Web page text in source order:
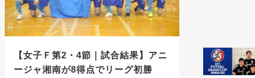
【女子Ｆ第2・4節｜試合結果】アニ
ージャ湘南が8得点でリーグ初勝